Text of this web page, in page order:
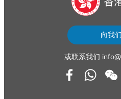
向我
或联系我们